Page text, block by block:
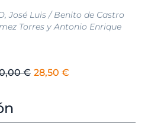
José Luis / Benito de Castro
Torres y Antonio Enrique
€ El
era:
28,50 €
es: